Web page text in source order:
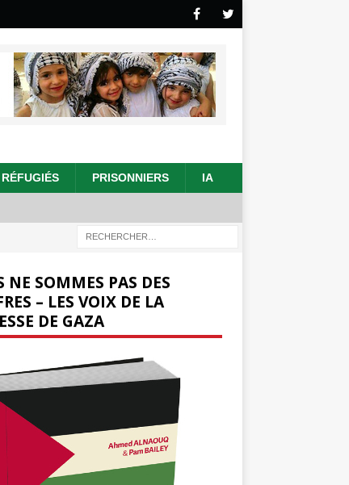
RÉFUGIÉS PRISONNIERS IA
NE SOMMES PAS DES
– LES VOIX DE LA
DE GAZA